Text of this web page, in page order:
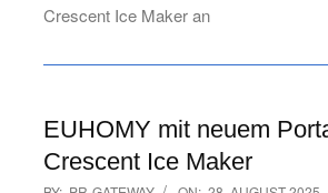
Crescent Ice Maker an
EUHOMY mit neuem
Crescent Ice Maker